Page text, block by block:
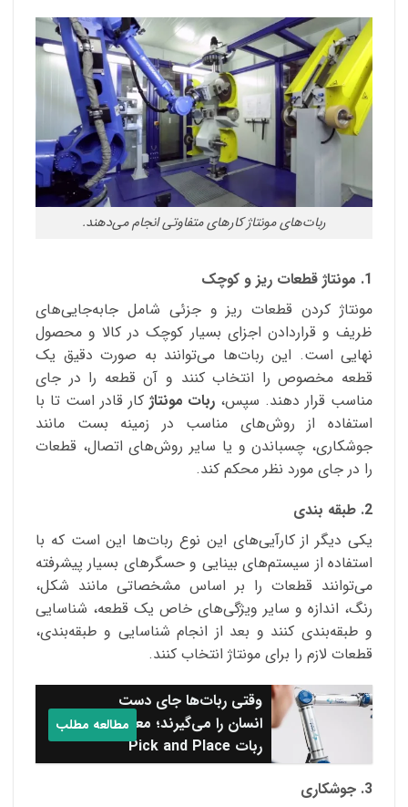
ربات‌های مونتاژ کارهای متفاوتی انجام می‌دهند.
1. مونتاژ قطعات ریز و کوچک
مونتاژ کردن قطعات ریز و جزئی شامل جابه‌جایی‌های
ظریف و قراردادن اجزای بسیار کوچک در کالا و محصول
نهایی است. این ربات‌ها می‌توانند به صورت دقیق یک
قطعه مخصوص را انتخاب کنند و آن قطعه را در جای
مناسب قرار دهند. سپس، ربات مونتاژ کار قادر است تا با
استفاده از روش‌های مناسب در زمینه بست مانند
جوشکاری، چسباندن و یا سایر روش‌‌های اتصال، قطعات
را در جای مورد نظر محکم کند.
2. طبقه بندی
یکی دیگر از کارآیی‌های این نوع ربات‌ها این است که با
استفاده از سیستم‌های بینایی و حسگرهای بسیار پیشرفته
می‌توانند قطعات را بر اساس مشخصاتی مانند شکل،
رنگ، اندازه و سایر ویژگی‌های خاص یک قطعه، شناسایی
و طبقه‌بندی کنند و بعد از انجام شناسایی و طبقه‌بندی،
قطعات لازم را برای مونتاژ انتخاب کنند.
وقتی ربات‌ها جای دست
انسان را می‌گیرند؛ معرفی
ربات Pick and Place
مطالعه مطلب
3. جوشکاری